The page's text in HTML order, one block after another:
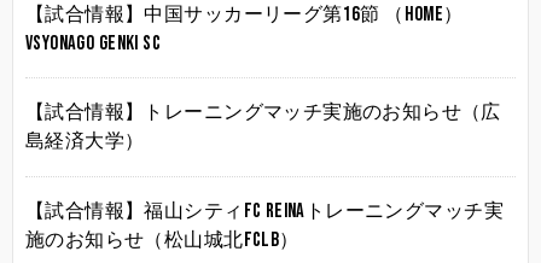
【試合情報】中国サッカーリーグ第16節 （HOME）
vsYonago Genki SC
【試合情報】トレーニングマッチ実施のお知らせ（広
島経済大学）
【試合情報】福山シティFC Reinaトレーニングマッチ実
施のお知らせ（松山城北FCLB）